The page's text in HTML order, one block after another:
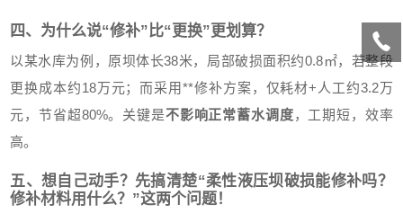
四、为什么说“修补”比“更换”更划算？
以某水库为例，原坝体长38米，局部破损面积约0.8㎡，若整段
更换成本约18万元；而采用**修补方案，仅耗材+人工约3.2万
元，节省超80%。关键是不影响正常蓄水调度，工期短，效率
高。
五、想自己动手？先搞清楚“柔性液压坝破损能修补吗？
修补材料用什么？”这两个问题！